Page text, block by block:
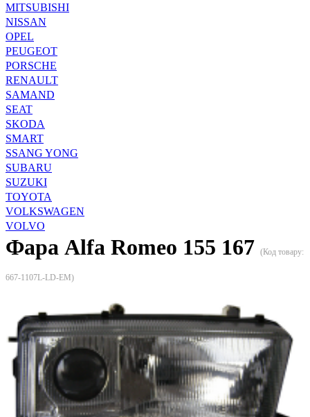
MITSUBISHI
NISSAN
OPEL
PEUGEOT
PORSCHE
RENAULT
SAMAND
SEAT
SKODA
SMART
SSANG YONG
SUBARU
SUZUKI
TOYOTA
VOLKSWAGEN
VOLVO
Фара Alfa Romeo 155 167 (Код товару:
667-1107L-LD-EM)